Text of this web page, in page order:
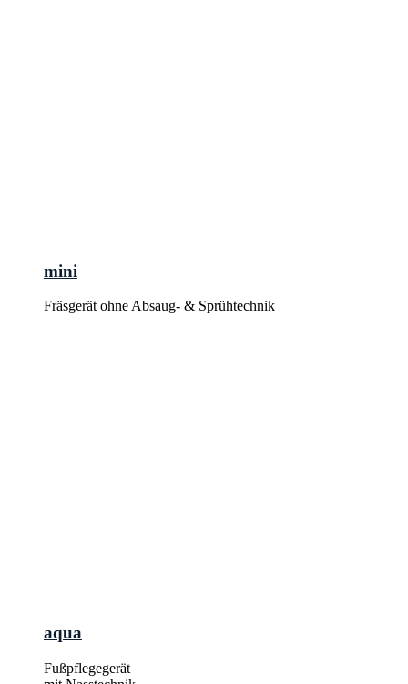
mini
Fräsgerät ohne Absaug- & Sprühtechnik
aqua
Fußpflegegerät